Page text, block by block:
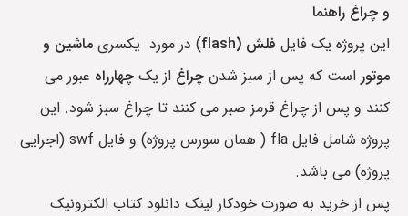
و چراغ راهنما
این پروژه یک فایل فلش (flash ) در مورد یکسری ماشین و
موتور است که پس از سبز شدن چراغ از یک چهارراه عبور می
کنند و پس از چراغ قرمز صبر می کنند تا چراغ سبز شود. این
پروژه شامل فایل fla ( همان سورس پروژه) و فایل swf (اجرایی
پروژه) می باشد.
پس از خرید به صورت خودکار لینک دانلود کتاب الکترونیک